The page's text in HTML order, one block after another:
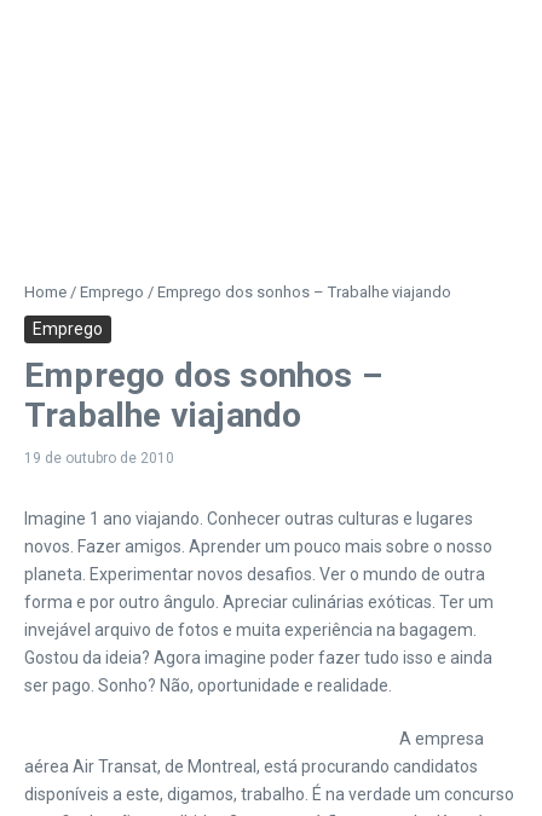
Home / Emprego / Emprego dos sonhos – Trabalhe viajando
Emprego
Emprego dos sonhos –
Trabalhe viajando
19 de outubro de 2010
Imagine 1 ano viajando. Conhecer outras culturas e lugares
novos. Fazer amigos. Aprender um pouco mais sobre o nosso
planeta. Experimentar novos desafios. Ver o mundo de outra
forma e por outro ângulo. Apreciar culinárias exóticas. Ter um
invejável arquivo de fotos e muita experiência na bagagem.
Gostou da ideia? Agora imagine poder fazer tudo isso e ainda
ser pago. Sonho? Não, oportunidade e realidade.
A empresa
aérea Air Transat, de Montreal, está procurando candidatos
disponíveis a este, digamos, trabalho. É na verdade um concurso